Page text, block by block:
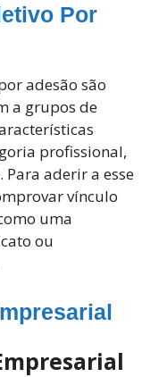
Por
adesão são
a grupos de
profissional,
aderir a esse
vínculo
uma
ou